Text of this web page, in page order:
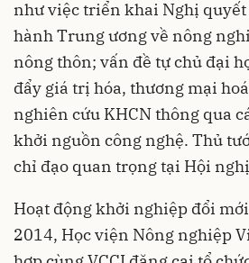
như việc triển khai Nghị quyết
hành Trung ương về nông
nông thôn; vấn đề tự chủ đại
đẩy giá trị hóa, thương mại
nghiên cứu KHCN thông qua
khởi nguồn công nghệ. Thủ
chỉ đạo quan trọng tại Hội
Hoạt động khởi nghiệp đổi
2014, Học viện Nông nghiệp